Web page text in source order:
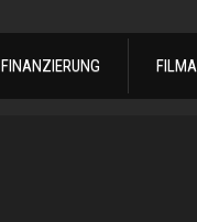
FINANZIERUNG